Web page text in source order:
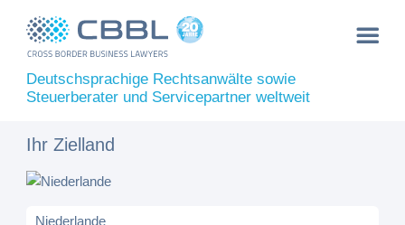
Deutschsprachige Rechtsanwälte sowie
Steuerberater und Servicepartner weltweit
Ihr Zielland